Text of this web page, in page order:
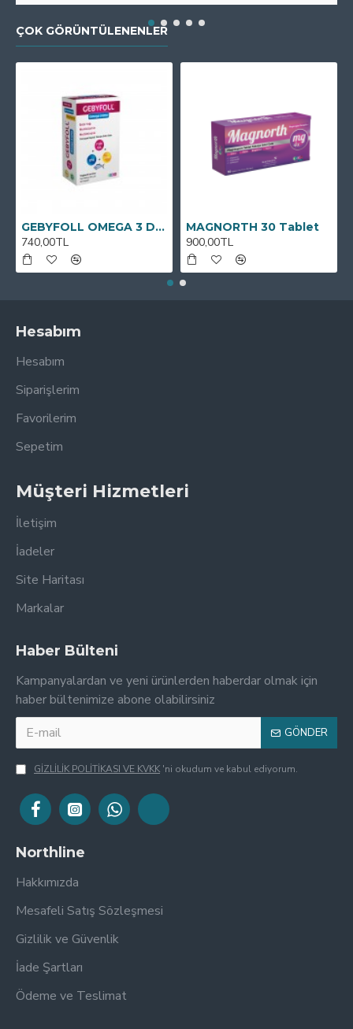
ÇOK GÖRÜNTÜLENENLER
GEBYFOLL OMEGA 3 DHA
740,00TL
MAGNORTH 30 Tablet
900,00TL
Hesabım
Hesabım
Siparişlerim
Favorilerim
Sepetim
Müşteri Hizmetleri
İletişim
İadeler
Site Haritası
Markalar
Haber Bülteni
Kampanyalardan ve yeni ürünlerden haberdar olmak için
haber bültenimize abone olabilirsiniz
GÖNDER
GİZLİLİK POLİTİKASI VE KVKK 'ni okudum ve kabul ediyorum.
Northline
Hakkımızda
Mesafeli Satış Sözleşmesi
Gizlilik ve Güvenlik
İade Şartları
Ödeme ve Teslimat